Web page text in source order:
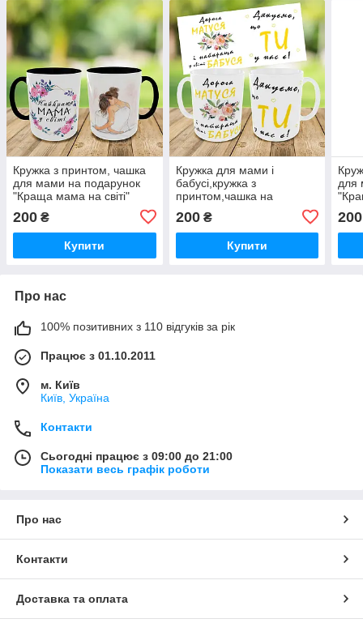
Кружка з принтом, чашка
для мами на подарунок
"Краща мама на світі"
200 ₴
Купити
Кружка для мами і
бабусі,кружка з
принтом,чашка на
подарунок,друк на чашках
200₴
Купити
для
200
Про нас
100% позитивних з 110 відгуків за рік
Працює з 01.10.2011
м. Київ
Київ, Україна
Контакти
Сьогодні працює з 09:00 до 21:00
Показати весь графік роботи
Про нас
Контакти
Доставка та оплата